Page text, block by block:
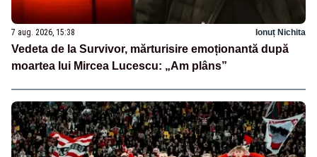
7 aug. 2026, 15:38 Ionuț Nichita
Vedeta de la Survivor, mărturisire emoționantă după
moartea lui Mircea Lucescu: „Am plâns”